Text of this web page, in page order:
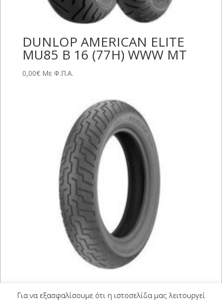
DUNLOP AMERICAN ELITE
MU85 B 16 (77H) WWW MT
0,00€ Με Φ.Π.Α.
DUNLOP D404 110/90-16
Για να εξασφαλίσουμε ότι η ιστοσελίδα μας λειτουργεί